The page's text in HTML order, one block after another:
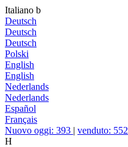
Italiano b
Deutsch
Deutsch
Deutsch
Polski
English
English
Nederlands
Nederlands
Español
Français
Nuovo oggi: 393 | venduto: 552
H